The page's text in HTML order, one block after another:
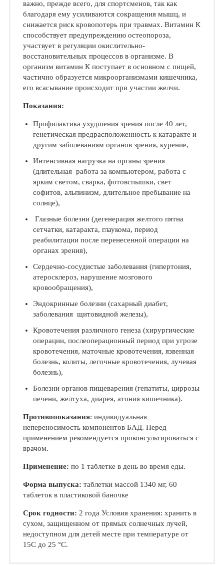
важно, прежде всего, для спортсменов, так как
благодаря ему усиливаются сокращения мышц, и
снижается риск кровопотерь при травмах. Витамин К
способствует предупреждению остеопороза,
участвует в регуляции окислительно-
восстановительных процессов в организме. В
организм витамин К поступает в основном с пищей,
частично образуется микроорганизмами кишечника,
его всасывание происходит при участии желчи.
Показания:
Профилактика ухудшения зрения после 40 лет,
генетическая предрасположенность к катаракте и
другим заболеваниям органов зрения, курение,
Интенсивная нагрузка на органы зрения
(длительная работа за компьютером, работа с
ярким светом, сварка, фотовспышки, свет
софитов, альпинизм, длительное пребывание на
солнце),
Глазные болезни (дегенерация желтого пятна
сетчатки, катаракта, глаукома, период
реабилитации после перенесенной операции на
органах зрения),
Сердечно-сосудистые заболевания (гипертония,
атеросклероз, нарушение мозгового
кровообращения),
Эндокринные болезни (сахарный диабет,
заболевания щитовидной железы),
Кровотечения различного генеза (хирургические
операции, послеоперационный период при угрозе
кровотечения, маточные кровотечения, язвенная
болезнь, колиты, легочные кровотечения, лучевая
болезнь),
Болезни органов пищеварения (гепатиты, циррозы
печени, желтуха, диарея, атония кишечника).
Противопоказания: индивидуальная
непереносимость компонентов БАД. Перед
применением рекомендуется проконсультироваться с
врачом.
Применение: по 1 таблетке в день во время еды.
Форма выпуска: таблетки массой 1340 мг, 60
таблеток в пластиковой баночке
Срок годности: 2 года Условия хранения: хранить в
сухом, защищенном от прямых солнечных лучей,
недоступном для детей месте при температуре от
15C до 25 °C.